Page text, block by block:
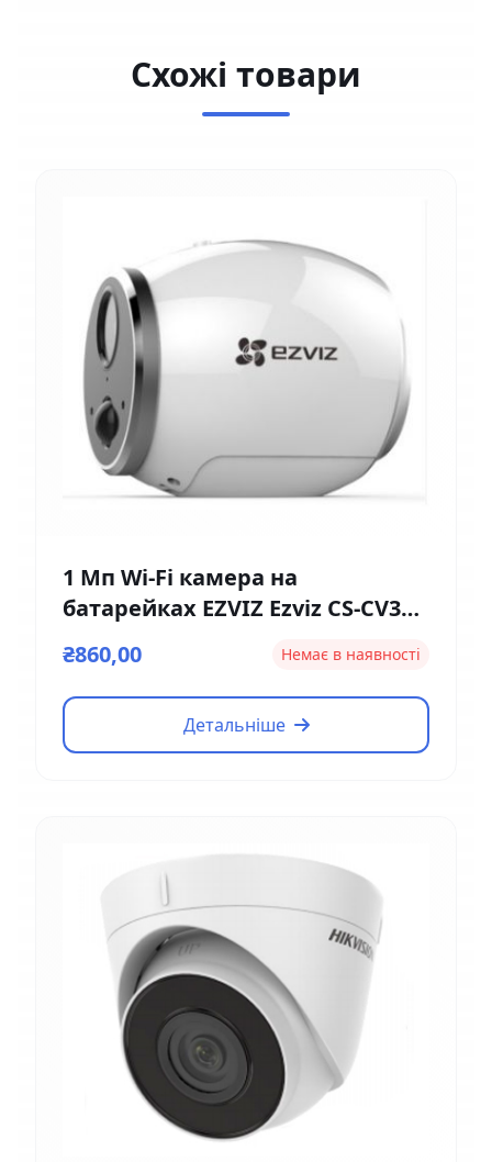
Схожі товари
1 Мп Wi-Fi камера на
батарейках EZVIZ Ezviz CS-CV316
₴860,00 Немає в наявності
Детальніше